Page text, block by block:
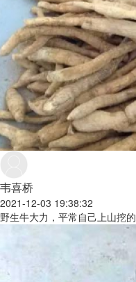
韦喜桥
2021-12-03 19:38:32
野生牛大力，平常自己上山挖的